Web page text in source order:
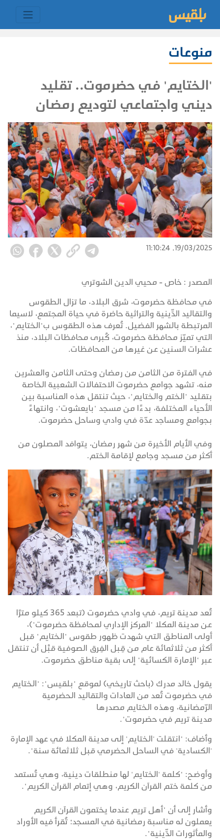
منوعات
'الختايم' في حضرموت.. تقليد
ديني واجتماعي لتوديع رمضان
19/03/2025, 11:10:24
المصدر : خاص - محيي الدين الشوتري
في محافظة حضرموت، شرق البلاد، ما تزال الطقوس
والتقاليد الدِّينية والتراثية حاضرة في حياة المجتمع، لاسيما
المرتبطة بالشهر الفضيل. تُعرف هذه الطقوس ب"الختايم"،
التي تميّز محافظة حضرموت، كُبرى محافظات البلاد، منذ
عشرات السنين عن غيرها من المحافظات.
في الفترة من الثامن من رمضان وحتى الثامن والعشرين
منه، تشهد جوامع حضرموت الاحتفالات الشعبية الخاصة
بتقليد "الختم والختايم"، حيث تنتقل هذه المناسبة بين
الأحياء المختلفة، بدءًا من مسجد "بايعشوت"، وانتهاءً
بجوامع ومساجد عدّة في وادي وساحل حضرموت.
وفي الأيام الأخيرة من شهر رمضان، يتوافد المصلون من
أكثر من مسجد وجامع لإقامة الختم.
تُعد مدينة تريم، في وادي حضرموت (تبعد 365 كيلو مترًا
عن مدينة المكلا "المركز الإداري لمحافظة حضرموت")،
أولى المناطق التي شهدت ظهور طقوس "الختايم" قبل
أكثر من ثلاثمائة عام من قِبل الفِرق الصوفية قبْل أن تنتقل
عبر "الإمارة الكسائية" إلى بقية مناطق حضرموت.
يقول خالد مدرك (باحث تاريخي) لموقع "بلقيس": "الختايم
في حضرموت تُعد من العادات والتقاليد الحضرمية
الرّمضانية، وهذه الختايم مصدرها
مدينة تريم في حضرموت".
وأضاف: "انتقلت 'الختايم' إلى مدينة المكلا في عهد الإمارة
'الكسادية' في الساحل الحضرمي قبل ثلاثمائة سنة".
وأوضح: "كلمة 'الختايم' لها منطلقات دينية، وهي تُستمد
من كلمة ختم القرآن الكريم، وهي إتمام القرآن الكريم".
وأشار إلى أن "أهل تريم عندما يختمون القرآن الكريم
يعملون له مناسبة رمضانية في المسجد؛ تُقرأ فيه الأوراد
والمأثورات الدِّينية".